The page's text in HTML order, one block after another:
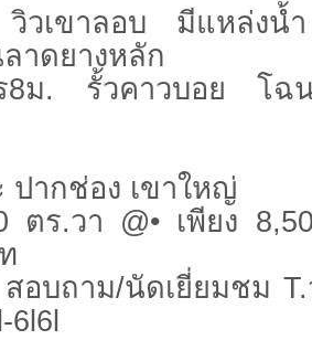
วเขาลอบ มีแหล่งน้ำ
าดยางหลัก
ร8ม. รั้วคาวบอย โ
ากช่อง เขาใหญ่
ตร.วา @• เพียง
อบถาม/นัดเยี่ยมชม
6l6l